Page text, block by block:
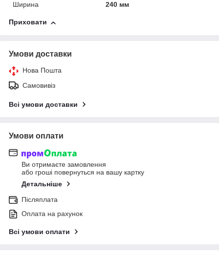
Ширина
240 мм
Приховати
Умови доставки
Нова Пошта
Самовивіз
Всі умови доставки
Умови оплати
Ви отримаєте замовлення
або гроші повернуться на вашу картку
Детальніше
Післяплата
Оплата на рахунок
Всі умови оплати